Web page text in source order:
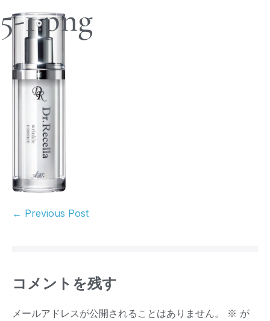
5-1.png
← Previous Post
コメントを残す
メールアドレスが公開されることはありません。 ※ が